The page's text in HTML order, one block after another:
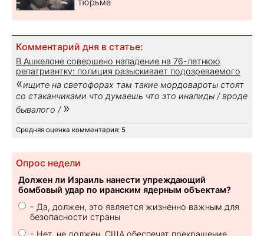
Комментарий дня в статье:
В Ашкелоне совершено нападение на 76-летнюю
репатриантку: полиция разыскивает подозреваемого
«ищите на светофорах там такие мордовароты стоят
со стаканчиками что думаешь что это иналиды / вроде
бывалого / »
Средняя оценка комментария: 5
Опрос недели
Должен ли Израиль нанести упреждающий
бомбовый удар по иранским ядерным объектам?
- Да, должен, это является жизненно важным для
безопасности страны
- Нет, не должен. США обеспечат прекращение